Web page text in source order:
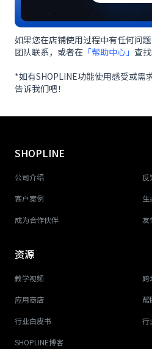
如果您在店铺使用过程中有任何问
团队联系，或者在 「帮助中心」 查
*如有SHOPLINE功能使用感受或需
告诉我们吧！
SHOPLINE
公司介绍 反
客户案例 生
成为合作伙伴 友
资源
教学视频 跨
应用商店 帮
行业白皮书 行
SHOPLINE博客